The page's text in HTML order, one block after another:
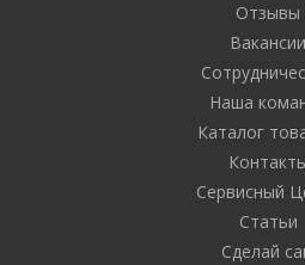
Отзывы
Вакансии
Наша
Каталог
Сервисный
Статьи
Сделай